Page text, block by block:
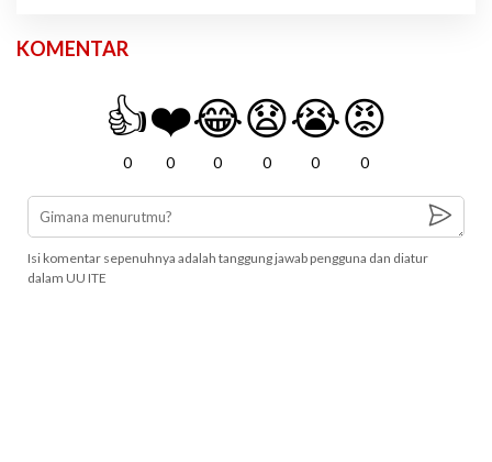
KOMENTAR
👍
0
❤️
0
😂
0
😧
0
😭
0
😡
0
Isi komentar sepenuhnya adalah tanggung jawab pengguna dan diatur
dalam UU ITE